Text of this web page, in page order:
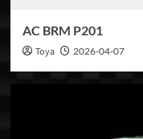
AC BRM P201
Toya 2026-04-07